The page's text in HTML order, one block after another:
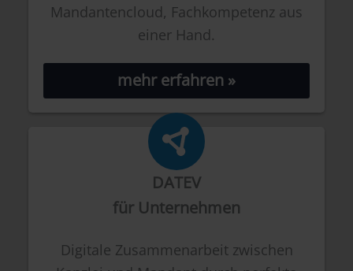
Mandantencloud, Fachkompetenz aus
einer Hand.
mehr erfahren »
DATEV
für Unternehmen
Digitale Zusammenarbeit zwischen